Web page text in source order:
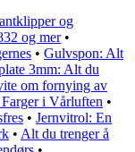
og
og mer•
• Gulvspon: Alt
3mm: Alt du
om fornying av
i Vårluften •
• Jernvitrol: En
• Alt du trenger å